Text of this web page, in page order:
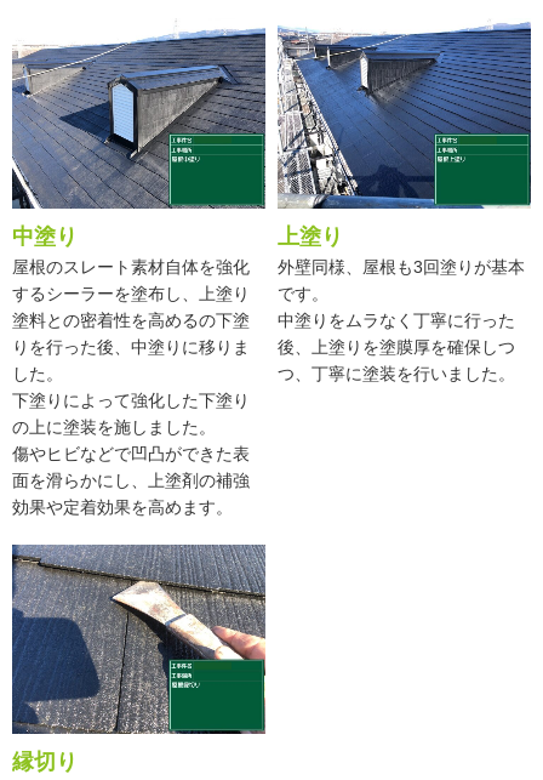
中塗り
屋根のスレート素材自体を強化
するシーラーを塗布し、上塗り
塗料との密着性を高めるの下塗
りを行った後、中塗りに移りま
した。
下塗りによって強化した下塗り
の上に塗装を施しました。
傷やヒビなどで凹凸ができた表
面を滑らかにし、上塗剤の補強
効果や定着効果を高めます。
上塗り
外壁同様、屋根も3回塗りが基本
です。
中塗りをムラなく丁寧に行った
後、上塗りを塗膜厚を確保しつ
つ、丁寧に塗装を行いました。
縁切り